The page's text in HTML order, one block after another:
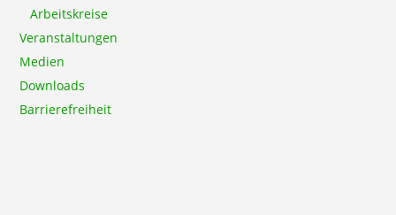
Arbeitskreise
Veranstaltungen
Medien
Downloads
Barrierefreiheit